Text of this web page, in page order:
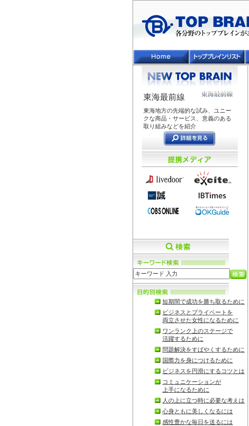
東海最前線
東海地方の先端的な試み、ユニー
クな商品・サービス、意義のある
取り組みなどを紹介
短期間で成功を勝ち取るために
ビジネスとプライベートを
両立させた女性になるために
ワンランク上のステージで
活躍するために
問題解決をすばやくするために
国際力を身につけるために
ビジネスを円滑にするコツとは
コミュニケーションが
上手になるために
人の上に立つ時に必要な考えは
心身ともに美しくなるには
感性豊かな毎日を送るには